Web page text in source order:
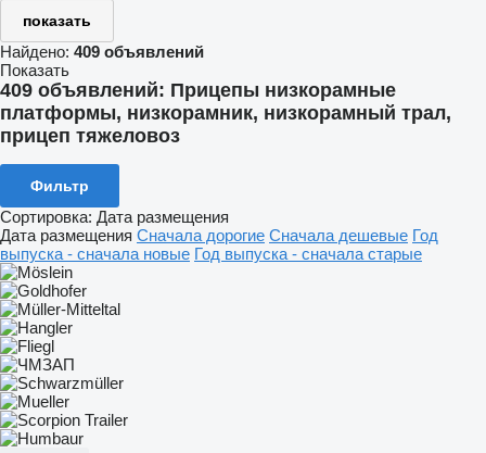
показать
Найдено: 409 объявлений
Показать
409 объявлений: Прицепы низкорамные
платформы, низкорамник, низкорамный трал,
прицеп тяжеловоз
Фильтр
Сортировка: Дата размещения
Дата размещения Сначала дорогие Сначала дешевые Год
выпуска - сначала новые Год выпуска - сначала старые